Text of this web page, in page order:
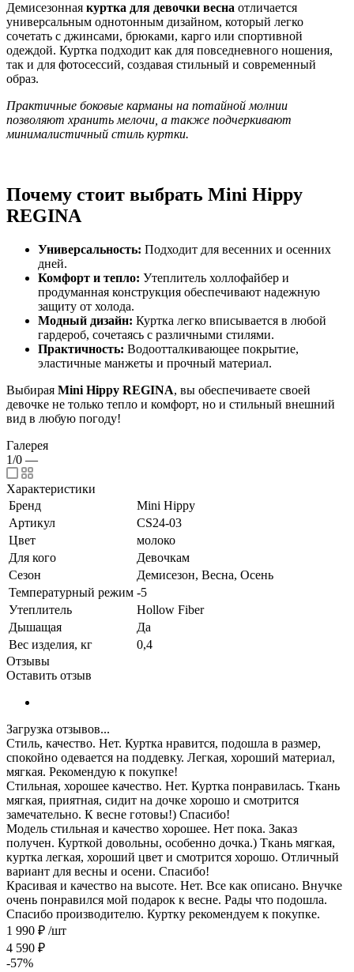
Демисезонная куртка для девочки весна отличается
универсальным однотонным дизайном, который легко
сочетать с джинсами, брюками, карго или спортивной
одеждой. Куртка подходит как для повседневного ношения,
так и для фотосессий, создавая стильный и современный
образ.
Практичные боковые карманы на потайной молнии
позволяют хранить мелочи, а также подчеркивают
минималистичный стиль куртки.
Почему стоит выбрать Mini Hippy
REGINA
Универсальность: Подходит для весенних и осенних
дней.
Комфорт и тепло: Утеплитель холлофайбер и
продуманная конструкция обеспечивают надежную
защиту от холода.
Модный дизайн: Куртка легко вписывается в любой
гардероб, сочетаясь с различными стилями.
Практичность: Водоотталкивающее покрытие,
эластичные манжеты и прочный материал.
Выбирая Mini Hippy REGINA, вы обеспечиваете своей
девочке не только тепло и комфорт, но и стильный внешний
вид в любую погоду!
Галерея
1/0 —
Характеристики
Бренд
Mini Hippy
Артикул
CS24-03
Цвет
молоко
Для кого
Девочкам
Сезон
Демисезон, Весна, Осень
Температурный режим -5
Утеплитель
Hollow Fiber
Дышащая
Да
Вес изделия, кг
0,4
Отзывы
Оставить отзыв
Загрузка отзывов...
Стиль, качество. Нет. Куртка нравится, подошла в размер,
спокойно одевается на поддевку. Легкая, хороший материал,
мягкая. Рекомендую к покупке!
Стильная, хорошее качество. Нет. Куртка понравилась. Ткань
мягкая, приятная, сидит на дочке хорошо и смотрится
замечательно. К весне готовы!) Спасибо!
Модель стильная и качество хорошее. Нет пока. Заказ
получен. Курткой довольны, особенно дочка.) Ткань мягкая,
куртка легкая, хороший цвет и смотрится хорошо. Отличный
вариант для весны и осени. Спасибо!
Красивая и качество на высоте. Нет. Все как описано. Внучке
очень понравился мой подарок к весне. Рады что подошла.
Спасибо производителю. Куртку рекомендуем к покупке.
1 990 ₽ /шт
4 590 ₽
-57%